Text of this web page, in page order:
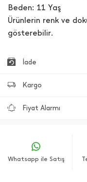
Beden: 11 Yaş
Ürünlerin renk ve
gösterebilir.
İade
Kargo
Fiyat Alarmı
Whatsapp ile Satış